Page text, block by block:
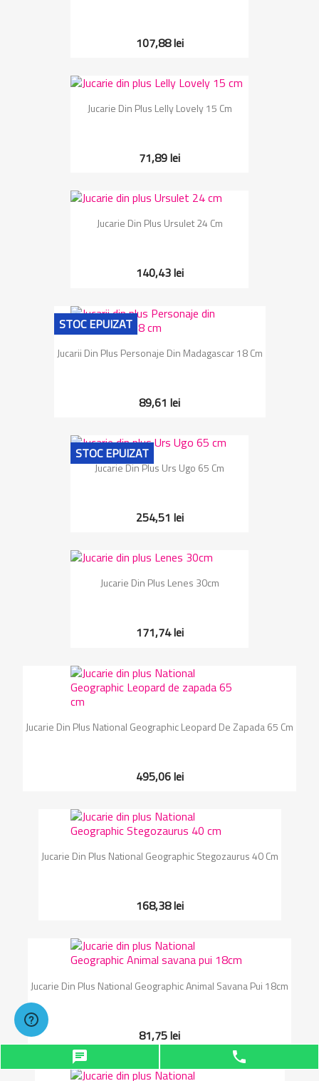
107,88 lei
Jucarie Din Plus Lelly Lovely 15 Cm
71,89 lei
Jucarie Din Plus Ursulet 24 Cm
140,43 lei
Jucarii Din Plus Personaje Din Madagascar 18 Cm
89,61 lei
STOC EPUIZAT
Jucarie Din Plus Urs Ugo 65 Cm
254,51 lei
STOC EPUIZAT
Jucarie Din Plus Lenes 30cm
171,74 lei
Jucarie Din Plus National Geographic Leopard De Zapada 65 Cm
495,06 lei
Jucarie Din Plus National Geographic Stegozaurus 40 Cm
168,38 lei
Jucarie Din Plus National Geographic Animal Savana Pui 18cm
81,75 lei
chat
phone